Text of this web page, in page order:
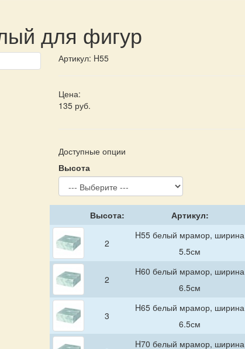
для фигур
Артикул: H55
Цена:
135 руб.
Доступные опции
Высота
Высота: Артикул:
2
H55 белый мрамор, ширина
5.5см
2
H60 белый мрамор, ширина
6.5см
3
H65 белый мрамор, ширина
6.5см
H70 белый мрамор, ширина